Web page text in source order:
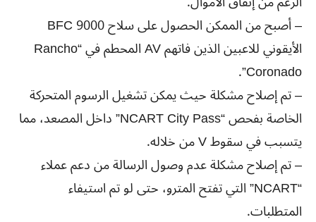
– أصبح من الممكن الحصول على سلاح BFC 9000
الأيقوني للاعبين الذين فاتهم AV المحطم في “Rancho
Coronado”.
– تم إصلاح مشكلة حيث يمكن تشغيل الرسوم المتحركة
الخاصة بفحص “NCART City Pass” داخل المصعد، مما
يتسبب في سقوط V من خلاله.
– تم إصلاح مشكلة عدم وصول الرسالة من دعم عملاء
“NCART” التي تفتح المترو، حتى لو تم استيفاء
المتطلبات.